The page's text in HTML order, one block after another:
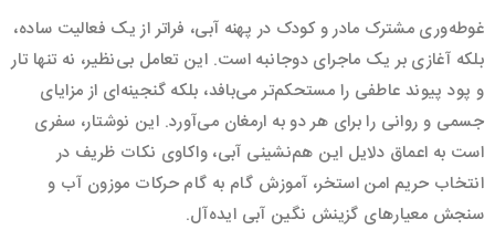
غوطه‌وری مشترک مادر و کودک در پهنه آبی، فراتر از یک فعالیت ساده،
بلکه آغازی بر یک ماجرای دوجانبه است. این تعامل بی‌نظیر، نه تنها تار
و پود پیوند عاطفی را مستحکم‌تر می‌بافد، بلکه گنجینه‌ای از مزایای
جسمی و روانی را برای هر دو به ارمغان می‌آورد. این نوشتار، سفری
است به اعماق دلایل این هم‌نشینی آبی، واکاوی نکات ظریف در
انتخاب حریم امن استخر، آموزش گام به گام حرکات موزون آب و
سنجش معیارهای گزینش نگین آبی ایده‌آل.